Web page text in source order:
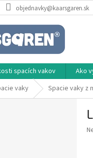
objednavky@kaarsgaren.sk
spacích vakov Ako
vaky Spacie vaky z